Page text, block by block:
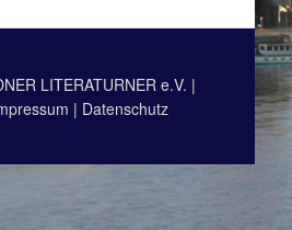
LITERATURNER e.V. |
| Datenschutz